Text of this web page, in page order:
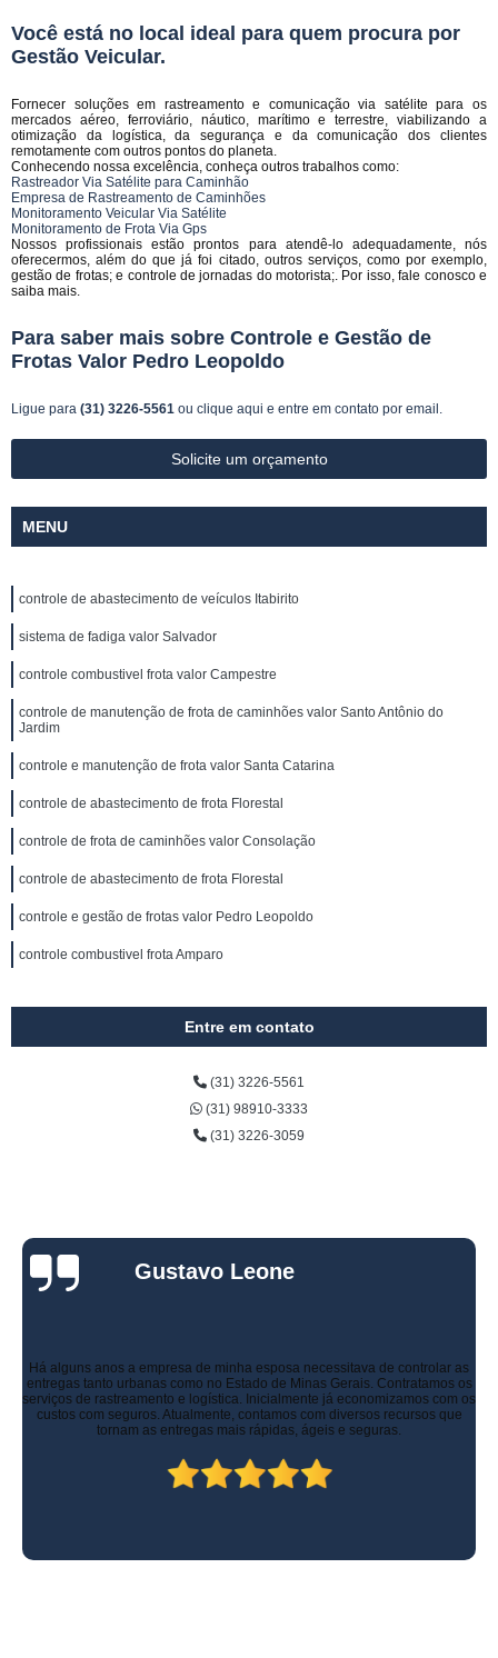
Você está no local ideal para quem procura por
Gestão Veicular.
Fornecer soluções em rastreamento e comunicação via satélite para os
mercados aéreo, ferroviário, náutico, marítimo e terrestre, viabilizando a
otimização da logística, da segurança e da comunicação dos clientes
remotamente com outros pontos do planeta.
Conhecendo nossa excelência, conheça outros trabalhos como:
Rastreador Via Satélite para Caminhão
Empresa de Rastreamento de Caminhões
Monitoramento Veicular Via Satélite
Monitoramento de Frota Via Gps
Nossos profissionais estão prontos para atendê-lo adequadamente, nós
oferecermos, além do que já foi citado, outros serviços, como por exemplo,
gestão de frotas; e controle de jornadas do motorista;. Por isso, fale conosco e
saiba mais.
Para saber mais sobre Controle e Gestão de
Frotas Valor Pedro Leopoldo
Ligue para (31) 3226-5561 ou clique aqui e entre em contato por email.
Solicite um orçamento
MENU
controle de abastecimento de veículos Itabirito
sistema de fadiga valor Salvador
controle combustivel frota valor Campestre
controle de manutenção de frota de caminhões valor Santo Antônio do
Jardim
controle e manutenção de frota valor Santa Catarina
controle de abastecimento de frota Florestal
controle de frota de caminhões valor Consolação
controle de abastecimento de frota Florestal
controle e gestão de frotas valor Pedro Leopoldo
controle combustivel frota Amparo
Entre em contato
(31) 3226-5561
(31) 98910-3333
(31) 3226-3059
Gustavo Leone
Há alguns anos a empresa de minha esposa necessitava de controlar as
entregas tanto urbanas como no Estado de Minas Gerais. Contratamos os
serviços de rastreamento e logística. Inicialmente já economizamos com os
custos com seguros. Atualmente, contamos com diversos recursos que
tornam as entregas mais rápidas, ágeis e seguras.